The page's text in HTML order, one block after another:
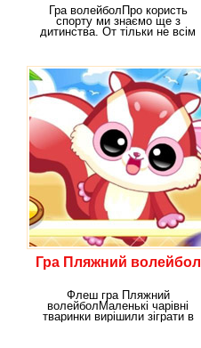
Гра волейболПро користь
спорту ми знаємо ще з
дитинства. От тільки не всім
Гра Пляжний волейбол
Флеш гра Пляжний
волейболМаленькі чарівні
тваринки вирішили зіграти в